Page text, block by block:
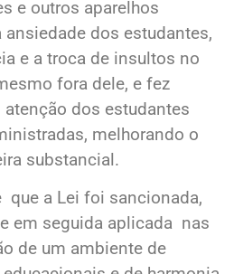
e outros aparelhos
dos estudantes,
e a troca de insultos no
fora dele, e fez
dos estudantes
melhorando o
substancial.
que a Lei foi sancionada,
em seguida aplicada nas
de um ambiente de